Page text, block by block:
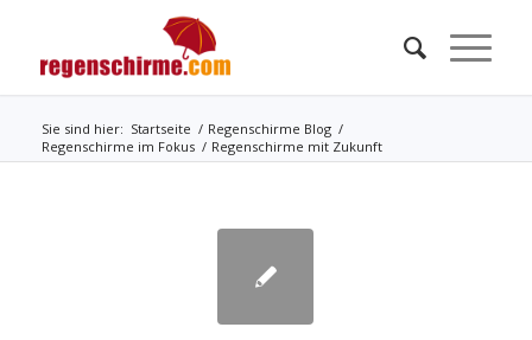
Sie sind hier: Startseite / Regenschirme Blog /
Regenschirme im Fokus / Regenschirme mit Zukunft